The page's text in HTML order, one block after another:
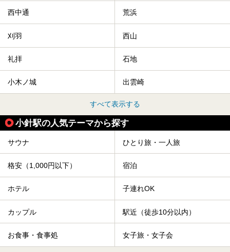
西中通 荒浜
刈羽 西山
礼拝 石地
小木ノ城 出雲崎
すべて表示する
小針駅の人気テーマから探す
サウナ ひとり旅・一人旅
格安（1,000円以下） 宿泊
ホテル 子連れOK
カップル 駅近（徒歩10分以内）
お食事・食事処 女子旅・女子会